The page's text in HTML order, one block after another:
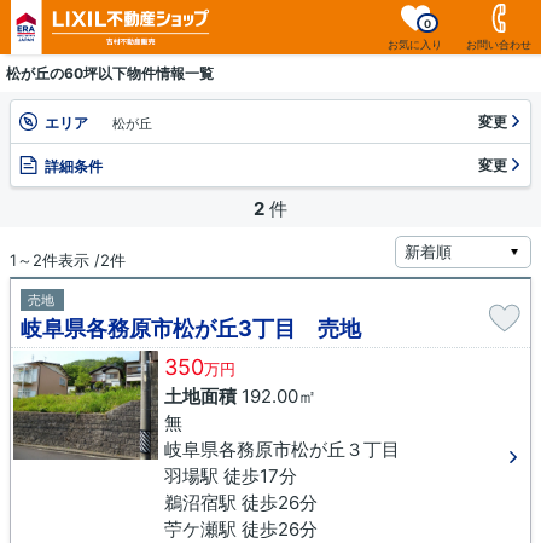
お気に入り
0
お問い合わせ
松が丘の60坪以下物件情報一覧
エリア 松が丘 変更
詳細条件 変更
2 件
1～2件表示 /2件
売地
岐阜県各務原市松が丘3丁目 売地
350万円
土地面積192.00㎡
無
岐阜県各務原市松が丘３丁目
羽場駅 徒歩17分
鵜沼宿駅 徒歩26分
苧ケ瀬駅 徒歩26分